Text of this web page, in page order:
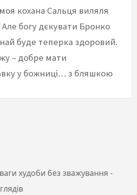
кохана Сальця виляля
богу дєкувати Бронко
буде теперка здоровий.
– добре мати
у божниці… з бляшкою
худоби без зважування -